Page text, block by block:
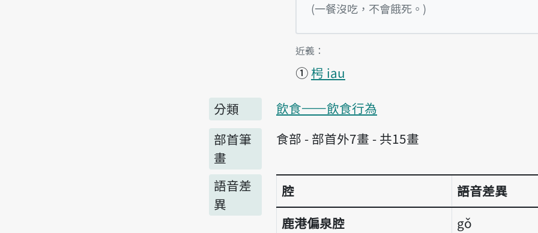
(一餐沒吃，不會餓死。)
第1項釋義的
近義：
① 枵 iau
分類
飲食——飲食行為
部首筆
畫
食部 - 部首外7畫 - 共15畫
語音差
異
語音差異表
腔
語音差異
鹿港偏泉腔
gǒ